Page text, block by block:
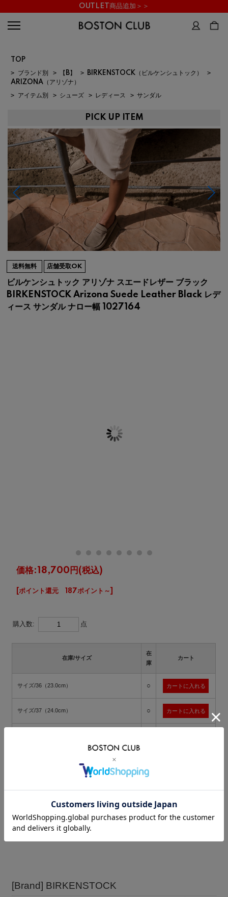
OUTLET商品追加＞＞
TOP
> ブランド別 > 【B】 > BIRKENSTOCK（ビルケンシュトック）
>
ARIZONA（アリゾナ）
> アイテム別 > シューズ > レディース > サンダル
PICK UP ITEM
送料無料 店舗受取OK
ビルケンシュトック アリゾナ スエードレザー ブラック
BIRKENSTOCK Arizona Suede Leather Black レデ
ィース サンダル ナロー幅 1027164
価格:18,700円 (税込)
[ポイント還元 187ポイント～]
購入数: 点
在庫/サイズ
在
庫
カート
サイズ/36（23.0cm） ○
サイズ/37（24.0cm） ○
[Brand] BIRKENSTOCK